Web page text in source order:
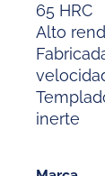
65 HRC
Alto
inerte